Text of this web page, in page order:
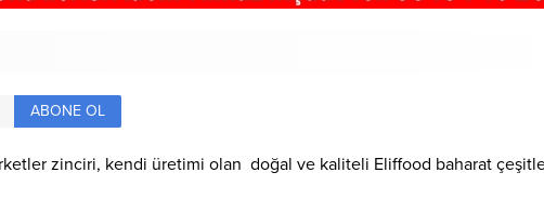
ABONE OL
zinciri, kendi üretimi olan doğal ve kaliteli Eliffood baharat